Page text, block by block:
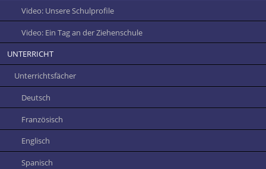
Video: Unsere Schulprofile
Video: Ein Tag an der Ziehenschule
UNTERRICHT
Unterrichtsfächer
Deutsch
Französisch
Englisch
Spanisch